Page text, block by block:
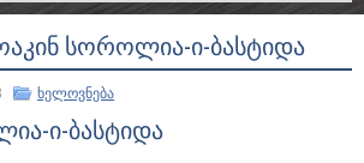
ᲡᲝᲠᲝᲚᲘᲐ-Ი-ᲑᲐᲡᲢᲘᲓᲐ
ხელოვნება
ი-ბასტიდა